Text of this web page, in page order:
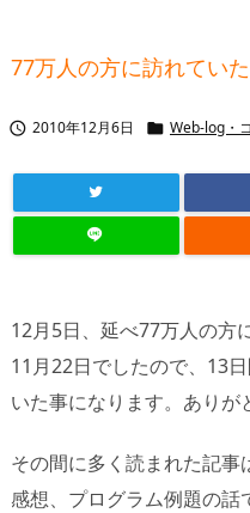
77万人の方に訪れてい
 2010年12月6日  Web-log・
12月5日、延べ77万人の方
11月22日でしたので、13
いた事になります。ありが
その間に多く読まれた記
感想、プログラム例題の話